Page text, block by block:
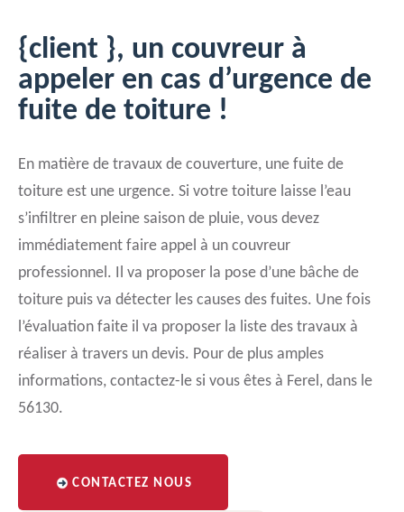
{client }, un couvreur à
appeler en cas d’urgence de
fuite de toiture !
En matière de travaux de couverture, une fuite de
toiture est une urgence. Si votre toiture laisse l’eau
s’infiltrer en pleine saison de pluie, vous devez
immédiatement faire appel à un couvreur
professionnel. Il va proposer la pose d’une bâche de
toiture puis va détecter les causes des fuites. Une fois
l’évaluation faite il va proposer la liste des travaux à
réaliser à travers un devis. Pour de plus amples
informations, contactez-le si vous êtes à Ferel, dans le
56130.
CONTACTEZ NOUS